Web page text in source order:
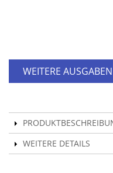
WEITERE AUSGABEN
WEITERE DETAILS